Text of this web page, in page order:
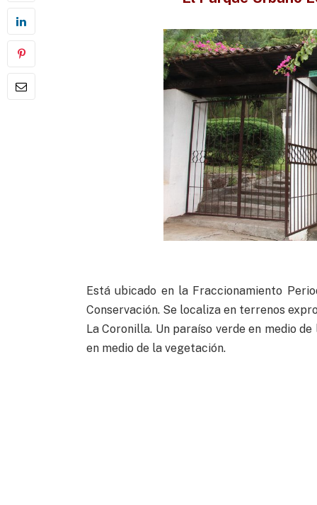
Está ubicado en la Fraccionamiento
Conservación. Se localiza en terrenos
La Coronilla. Un paraíso verde en medio
en medio de la vegetación.